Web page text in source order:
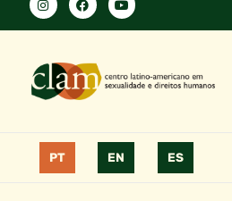
PT EN ES